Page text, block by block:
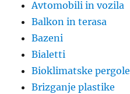
Avtomobili in vozila
Balkon in terasa
Bazeni
Bialetti
Bioklimatske pergole
Brizganje plastike